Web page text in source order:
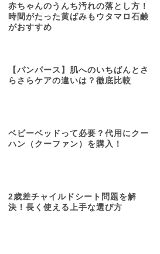
赤ちゃんのうんち汚れの落とし方！
時間がたった黄ばみもウタマロ石鹸
がおすすめ
【パンパース】肌へのいちばんとさ
らさらケアの違いは？徹底比較
ベビーベッドって必要？代用にクー
ハン（クーファン）を購入！
2歳差チャイルドシート問題を解
決！長く使える上手な選び方